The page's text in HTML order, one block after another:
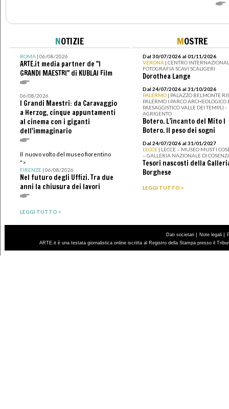
NOTIZIE
ROMA| 06/08/2026
ARTE.it media partner de "I
GRANDI MAESTRI" di KUBLAI Film
06/08/2026
I Grandi Maestri: da Caravaggio
a Herzog, cinque appuntamenti
al cinema con i giganti
dell'immaginario
Il nuovo volto del museo fiorentino
">
FIRENZE| 06/08/2026
Nel futuro degli Uffizi. Tra due
anni la chiusura dei lavori
LEGGI TUTTO >
MOSTRE
Dal 30/07/2026 al 01/11/2026
VERONA | CENTRO
FOTOGRAFIA SCAVI SCALIGERI
Dorothea Lange
Dal 24/07/2026 al 31/10/2026
PALERMO | PALAZZO BELMONTE
PALERMO I PARCO ARCHEOLOGICO
PAESAGGISTICO VALLE DEI TEMPLI -
AGRIGENTO
Botero. L’incanto del Mito I
Botero. Il peso dei sogni
Dal 24/07/2026 al 31/01/2027
LECCE | LECCE – MUSEO MUST I
– GALLERIA NAZIONALE DI
Tesori nascosti della
Borghese
LEGGI TUTTO >
Dati societari | Note legali |
ARTE.it è una testata giornalistica online iscritta al Registro della Stampa presso il